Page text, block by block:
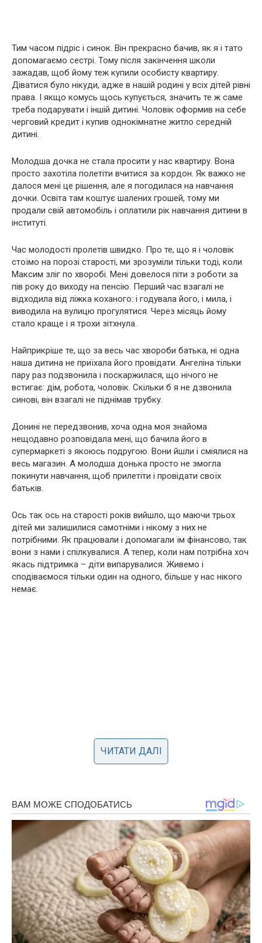
Тим часом підріс і синок. Він прекрасно бачив, як я і тато
допомагаємо сестрі. Тому після закінчення школи
зажадав, щоб йому теж купили особисту квартиру.
Діватися було нікуди, адже в нашій родині у всіх дітей рівні
права. І якщо комусь щось купується, значить те ж саме
треба подарувати і іншій дитині. Чоловік оформив на себе
черговий кредит і купив однокімнатне житло середній
дитині.
Молодша дочка не стала просити у нас квартиру. Вона
просто захотіла полетіти вчитися за кордон. Як важко не
далося мені це рішення, але я погодилася на навчання
дочки. Освіта там коштує шалених грошей, тому ми
продали свій автомобіль і оплатили рік навчання дитини в
інституті.
Час молодості пролетів швидко. Про те, що я і чоловік
стоїмо на порозі старості, ми зрозуміли тільки тоді, коли
Максим зліг по хворобі. Мені довелося піти з роботи за
пів року до виходу на пенсію. Перший час взагалі не
відходила від ліжка коханого: і годувала його, і мила, і
виводила на вулицю прогулятися. Через місяць йому
стало краще і я трохи зітхнула.
Найприкріше те, що за весь час хвороби батька, ні одна
наша дитина не приїхала його провідати. Ангеліна тільки
пару раз подзвонила і поскаржилася, що нічого не
встигає: дім, робота, чоловік. Скільки б я не дзвонила
синові, він взагалі не піднімав трубку.
Донині не передзвонив, хоча одна моя знайома
нещодавно розповідала мені, що бачила його в
супермаркеті з якоюсь подругою. Вони йшли і сміялися на
весь магазин. А молодша донька просто не змогла
покинути навчання, щоб прилетіти і провідати своїх
батьків.
Ось так ось на старості років вийшло, що маючи трьох
дітей ми залишилися самотніми і нікому з них не
потрібними. Як працювали і допомагали їм фінансово, так
вони з нами і спілкувалися. А тепер, коли нам потрібна хоч
якась підтримка – діти випарувалися. Живемо і
сподіваємося тільки один на одного, більше у нас нікого
немає.
Передрук без посилання на ibilingua.com – заборонений!
Фото ілюстративне – mamamaj
Сподобалась стаття? Поділіться з друзями на Facebook
ЧИТАТИ ДАЛІ